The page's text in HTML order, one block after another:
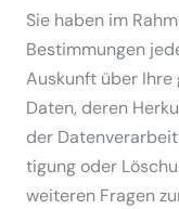
Sie haben im
Bestim­mungen
Auskunft über
Daten, deren
der
tigung oder
weiteren Fragen